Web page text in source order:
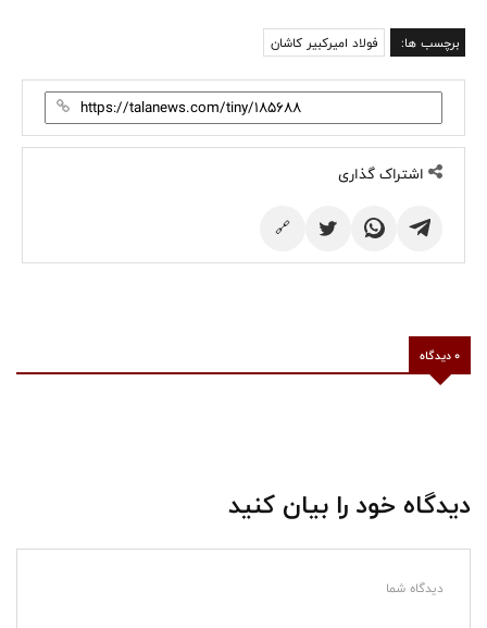
برچسب ها: فولاد امیركبیر كاشان
اشتراک گذاری
🔗
0 دیدگاه
دیدگاه خود را بیان کنید